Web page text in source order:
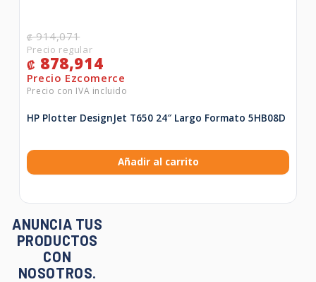
₡914,071
₡ 878,914
HP Plotter DesignJet T650 24″ Largo Formato 5HB08D
Añadir al carrito
ANUNCIA TUS
PRODUCTOS
CON
NOSOTROS.